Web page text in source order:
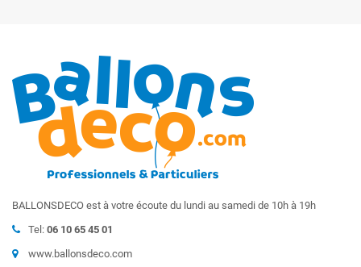
BALLONSDECO est à votre écoute du lundi au samedi de 10h à 19h
Tel: 06 10 65 45 01
www.ballonsdeco.com